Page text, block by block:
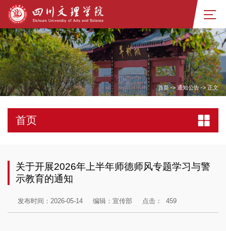
首页-> 通知公告->正文
首页
关于开展2026年上半年师德师风专题学习与警
示教育的通知
发布时间：2026-05-14 编辑：宣传部 点击： 459